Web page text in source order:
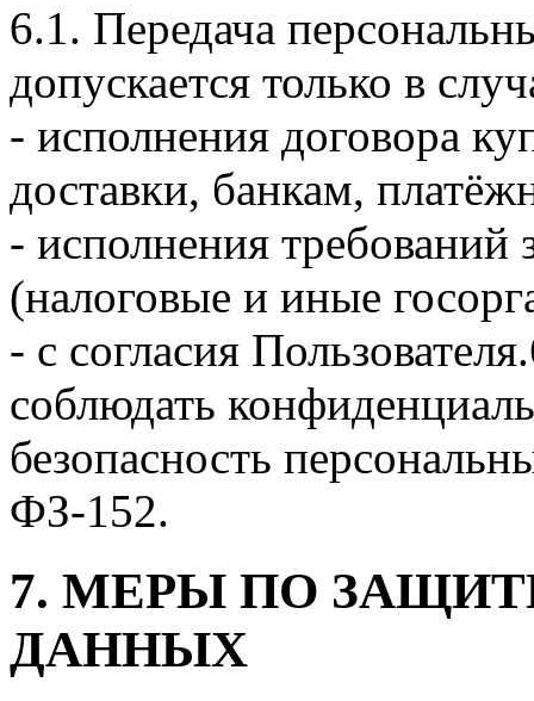
6.1. Передача
допускается только в
- исполнения договора
доставки, банкам,
- исполнения требований
(налоговые и иные
- с согласия
соблюдать
безопасность
ФЗ-152.
7. МЕРЫ ПО
ДАННЫХ